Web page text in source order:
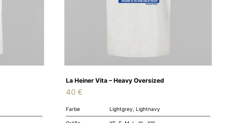
La Heiner Vita – Heavy Oversized
40 €
Farbe Lightgrey, Lightnavy